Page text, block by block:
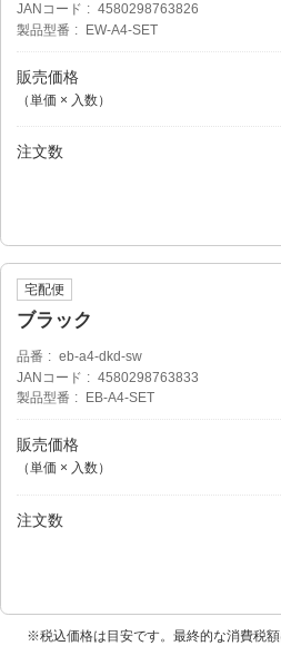
JANコード
4580298763826
製品型番
EW-A4-SET
販売価格
（単価 × 入数）
注文数
宅配便
ブラック
品番
eb-a4-dkd-sw
JANコード
4580298763833
製品型番
EB-A4-SET
販売価格
（単価 × 入数）
注文数
※税込価格は目安です。最終的な消費税